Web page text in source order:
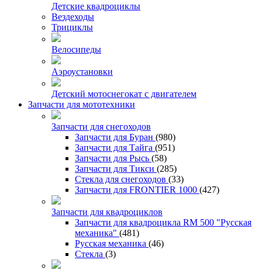
Детские квадроциклы
Вездеходы
Трициклы
Велосипеды
Аэроустановки
Детский мотоснегокат с двигателем
Запчасти для мототехники
Запчасти для снегоходов
Запчасти для Буран (980)
Запчасти для Тайга (951)
Запчасти для Рысь (58)
Запчасти для Тикси (285)
Стекла для снегоходов (33)
Запчасти для FRONTIER 1000 (427)
Запчасти для квадроциклов
Запчасти для квадроцикла RM 500 "Русская
механика" (481)
Русская механика (46)
Стекла (3)